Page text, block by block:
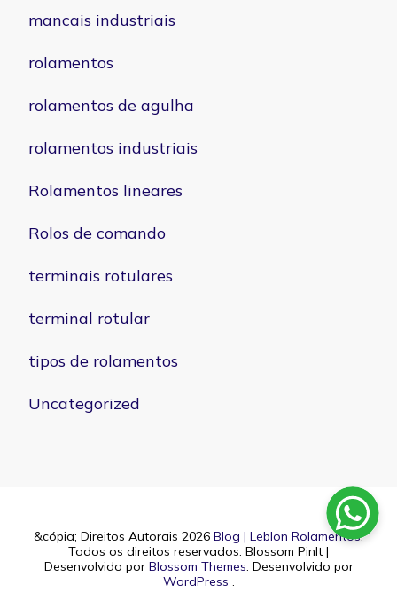
mancais industriais
rolamentos
rolamentos de agulha
rolamentos industriais
Rolamentos lineares
Rolos de comando
terminais rotulares
terminal rotular
tipos de rolamentos
Uncategorized
&cópia; Direitos Autorais 2026 Blog | Leblon Rolamentos.
Todos os direitos reservados. Blossom PinIt |
Desenvolvido por Blossom Themes. Desenvolvido por
WordPress .